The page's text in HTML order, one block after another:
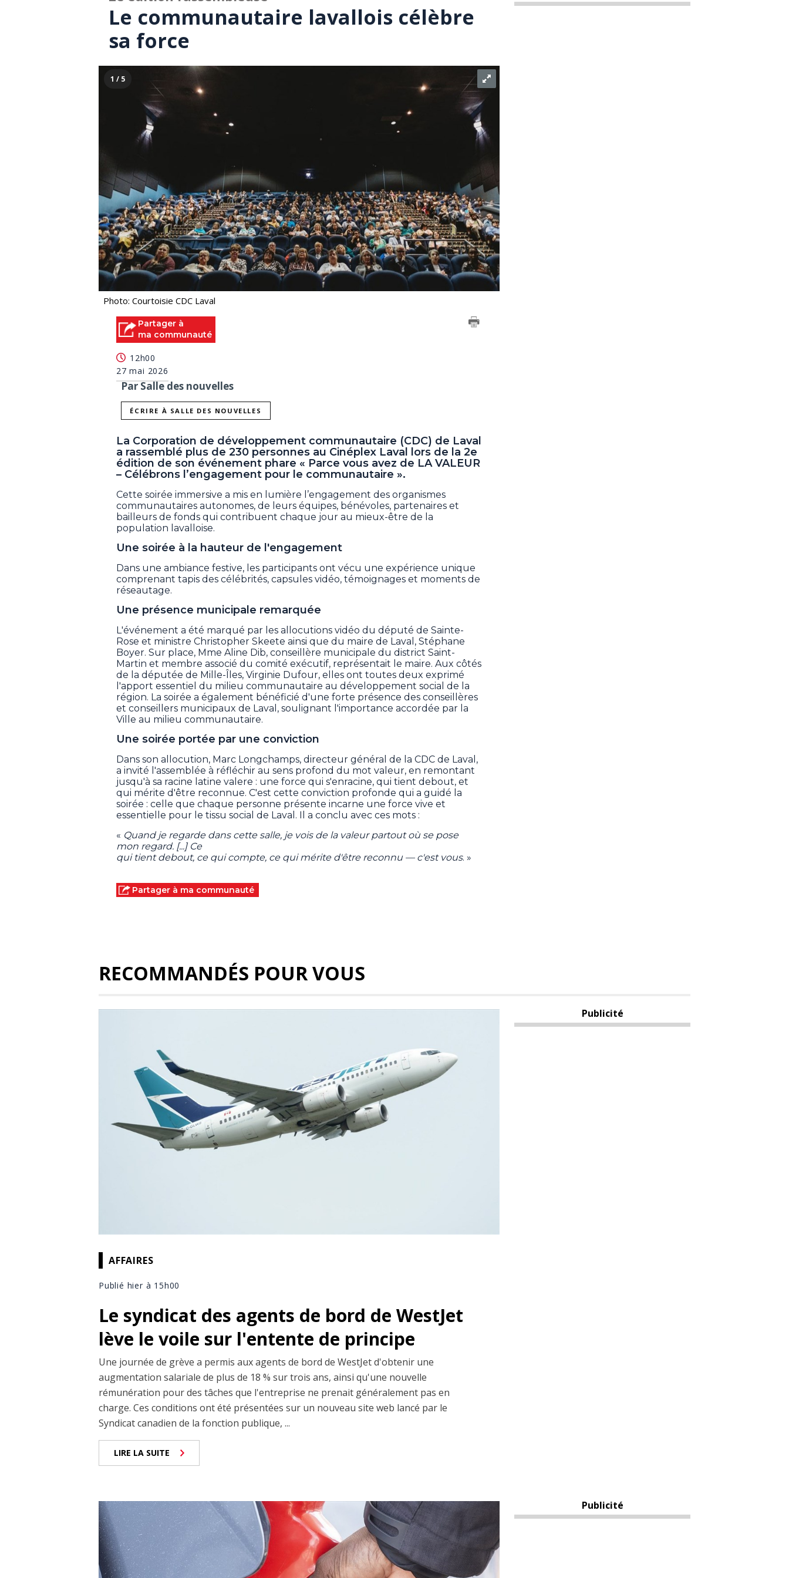
Le communautaire lavallois célèbre
sa force
1 / 5
Photo: Courtoisie CDC Laval
Partager à
ma communauté
12h00
27 mai 2026
Par Salle des nouvelles
ÉCRIRE À SALLE DES NOUVELLES
La Corporation de développement communautaire (CDC) de Laval
a rassemblé plus de 230 personnes au Cinéplex Laval lors de la 2e
édition de son événement phare « Parce vous avez de LA VALEUR
– Célébrons l’engagement pour le communautaire ».
Cette soirée immersive a mis en lumière l’engagement des organismes
communautaires autonomes, de leurs équipes, bénévoles, partenaires et
bailleurs de fonds qui contribuent chaque jour au mieux-être de la
population lavalloise.
Une soirée à la hauteur de l'engagement
Dans une ambiance festive, les participants ont vécu une expérience unique
comprenant tapis des célébrités, capsules vidéo, témoignages et moments de
réseautage.
Une présence municipale remarquée
L'événement a été marqué par les allocutions vidéo du député de Sainte-
Rose et ministre Christopher Skeete ainsi que du maire de Laval, Stéphane
Boyer. Sur place, Mme Aline Dib, conseillère municipale du district Saint-
Martin et membre associé du comité exécutif, représentait le maire. Aux côtés
de la députée de Mille-Îles, Virginie Dufour, elles ont toutes deux exprimé
l'apport essentiel du milieu communautaire au développement social de la
région. La soirée a également bénéficié d'une forte présence des conseillères
et conseillers municipaux de Laval, soulignant l'importance accordée par la
Ville au milieu communautaire.
Une soirée portée par une conviction
Dans son allocution, Marc Longchamps, directeur général de la CDC de Laval,
a invité l'assemblée à réfléchir au sens profond du mot valeur, en remontant
jusqu'à sa racine latine valere : une force qui s'enracine, qui tient debout, et
qui mérite d'être reconnue. C'est cette conviction profonde qui a guidé la
soirée : celle que chaque personne présente incarne une force vive et
essentielle pour le tissu social de Laval. Il a conclu avec ces mots :
« Quand je regarde dans cette salle, je vois de la valeur partout où se pose
mon regard. [...] Ce
qui tient debout, ce qui compte, ce qui mérite d'être reconnu — c'est vous. »
Partager à ma communauté
RECOMMANDÉS POUR VOUS
AFFAIRES
Publié hier à 15h00
Le syndicat des agents de bord de WestJet
lève le voile sur l'entente de principe
Une journée de grève a permis aux agents de bord de WestJet d'obtenir une
augmentation salariale de plus de 18 % sur trois ans, ainsi qu'une nouvelle
rémunération pour des tâches que l'entreprise ne prenait généralement pas en
charge. Ces conditions ont été présentées sur un nouveau site web lancé par le
Syndicat canadien de la fonction publique, ...
LIRE LA SUITE
Publicité
Publicité